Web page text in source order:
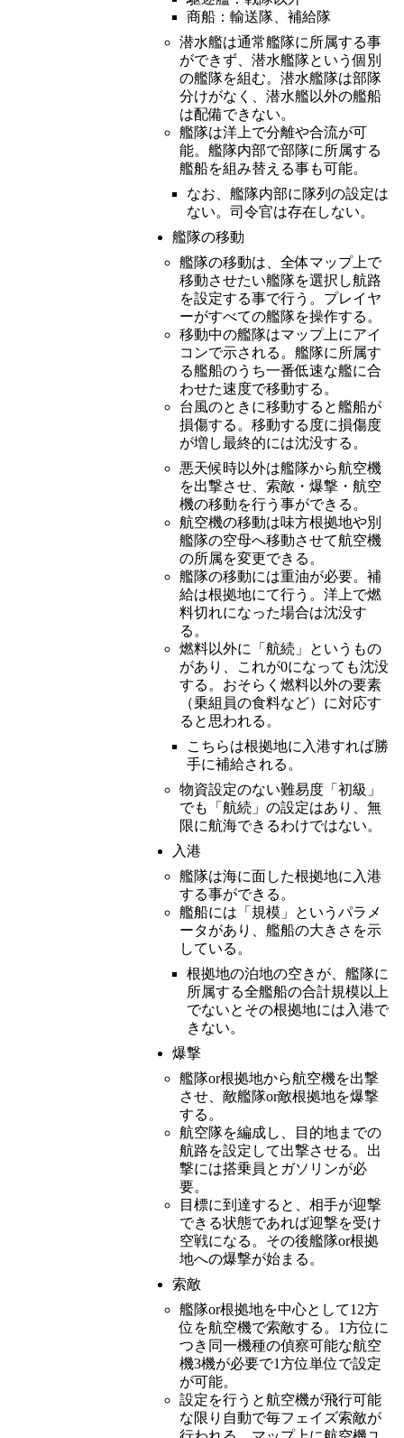
商船：輸送隊、補給隊
潜水艦は通常艦隊に所属する事
ができず、潜水艦隊という個別
の艦隊を組む。潜水艦隊は部隊
分けがなく、潜水艦以外の艦船
は配備できない。
艦隊は洋上で分離や合流が可
能。艦隊内部で部隊に所属する
艦船を組み替える事も可能。
なお、艦隊内部に隊列の設定は
ない。司令官は存在しない。
艦隊の移動
艦隊の移動は、全体マップ上で
移動させたい艦隊を選択し航路
を設定する事で行う。プレイヤ
ーがすべての艦隊を操作する。
移動中の艦隊はマップ上にアイ
コンで示される。艦隊に所属す
る艦船のうち一番低速な艦に合
わせた速度で移動する。
台風のときに移動すると艦船が
損傷する。移動する度に損傷度
が増し最終的には沈没する。
悪天候時以外は艦隊から航空機
を出撃させ、索敵・爆撃・航空
機の移動を行う事ができる。
航空機の移動は味方根拠地や別
艦隊の空母へ移動させて航空機
の所属を変更できる。
艦隊の移動には重油が必要。補
給は根拠地にて行う。洋上で燃
料切れになった場合は沈没す
る。
燃料以外に「航続」というもの
があり、これが0になっても沈没
する。おそらく燃料以外の要素
（乗組員の食料など）に対応す
ると思われる。
こちらは根拠地に入港すれば勝
手に補給される。
物資設定のない難易度「初級」
でも「航続」の設定はあり、無
限に航海できるわけではない。
入港
艦隊は海に面した根拠地に入港
する事ができる。
艦船には「規模」というパラメ
ータがあり、艦船の大きさを示
している。
根拠地の泊地の空きが、艦隊に
所属する全艦船の合計規模以上
でないとその根拠地には入港で
きない。
爆撃
艦隊or根拠地から航空機を出撃
させ、敵艦隊or敵根拠地を爆撃
する。
航空隊を編成し、目的地までの
航路を設定して出撃させる。出
撃には搭乗員とガソリンが必
要。
目標に到達すると、相手が迎撃
できる状態であれば迎撃を受け
空戦になる。その後艦隊or根拠
地への爆撃が始まる。
索敵
艦隊or根拠地を中心として12方
位を航空機で索敵する。1方位に
つき同一機種の偵察可能な航空
機3機が必要で1方位単位で設定
が可能。
設定を行うと航空機が飛行可能
な限り自動で毎フェイズ索敵が